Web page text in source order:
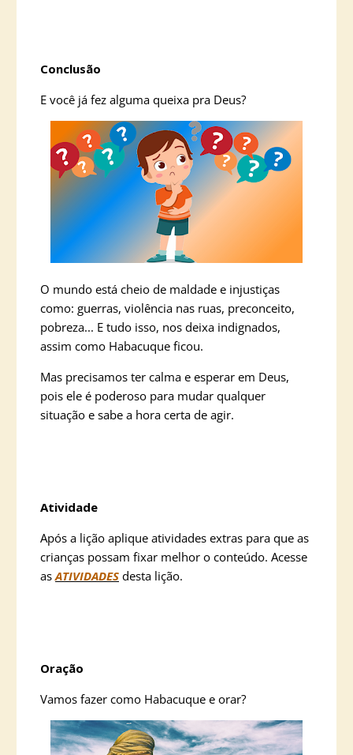
Conclusão
E você já fez alguma queixa pra Deus?
O mundo está cheio de maldade e injustiças
como: guerras, violência nas ruas, preconceito,
pobreza... E tudo isso, nos deixa indignados,
assim como Habacuque ficou.
Mas precisamos ter calma e esperar em Deus,
pois ele é poderoso para mudar qualquer
situação e sabe a hora certa de agir.
Atividade
Após a lição aplique atividades extras para que as
crianças possam fixar melhor o conteúdo. Acesse
asATIVIDADES desta lição.
Oração
Vamos fazer como Habacuque e orar?